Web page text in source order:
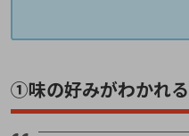
①味の好みがわかれる